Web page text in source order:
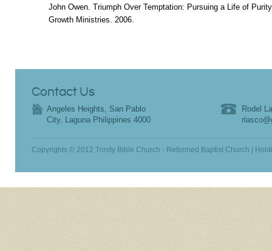
John Owen. Triumph Over Temptation: Pursuing a Life of
Growth Ministries. 2006.
Contact Us
Angeles Heights, San Pablo
City, Laguna Philippines 4000
Rodel
Copyrights © 2012 Trinity Bible Church - Reformed Baptist Church |